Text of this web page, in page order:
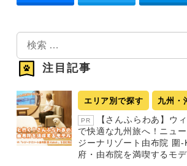
検
索
注目記事
エリア別で探す 九州・
PR
【さんふらわあ】ウ
で快適な九州旅へ！ニュ
ジーナリゾート由布院 圍
府・由布院を満喫するモ